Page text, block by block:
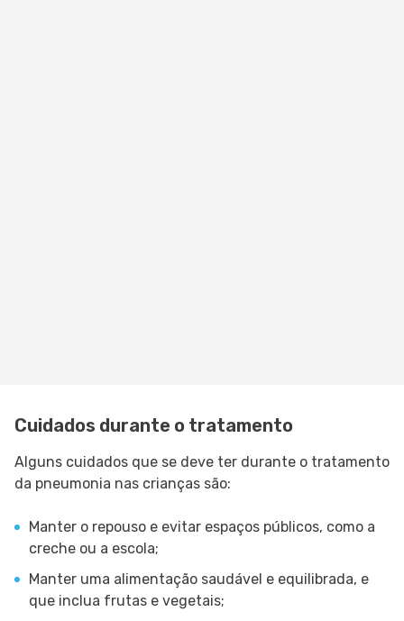
Cuidados durante o tratamento
Alguns cuidados que se deve ter durante o tratamento
da pneumonia nas crianças são:
Manter o repouso e evitar espaços públicos, como a
creche ou a escola;
Manter uma alimentação saudável e equilibrada, e
que inclua frutas e vegetais;